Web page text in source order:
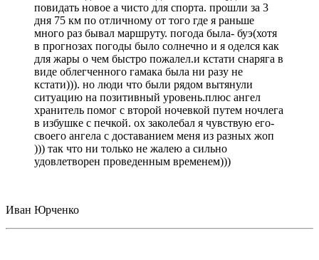
повидать новое а чисто для спорта. прошли за 3
дня 75 км по отличному от того где я раньше
много раз бывал маршруту. погода была- буэ(хотя
в прогнозах погоды было солнечно и я оделся как
для жары о чем быстро пожалел.и кстати снаряга в
виде облегченного гамака была ни разу не
кстати))). но люди что были рядом вытянули
ситуацию на позитивный уровень.плюс ангел
хранитель помог с второй ночевкой путем ночлега
в избушке с печкой. ох заколебал я чувствую его-
своего ангела с доставанием меня из разных жоп
))) так что ни только не жалею а сильно
удовлетворен проведенным временем)))
Иван Юрченко